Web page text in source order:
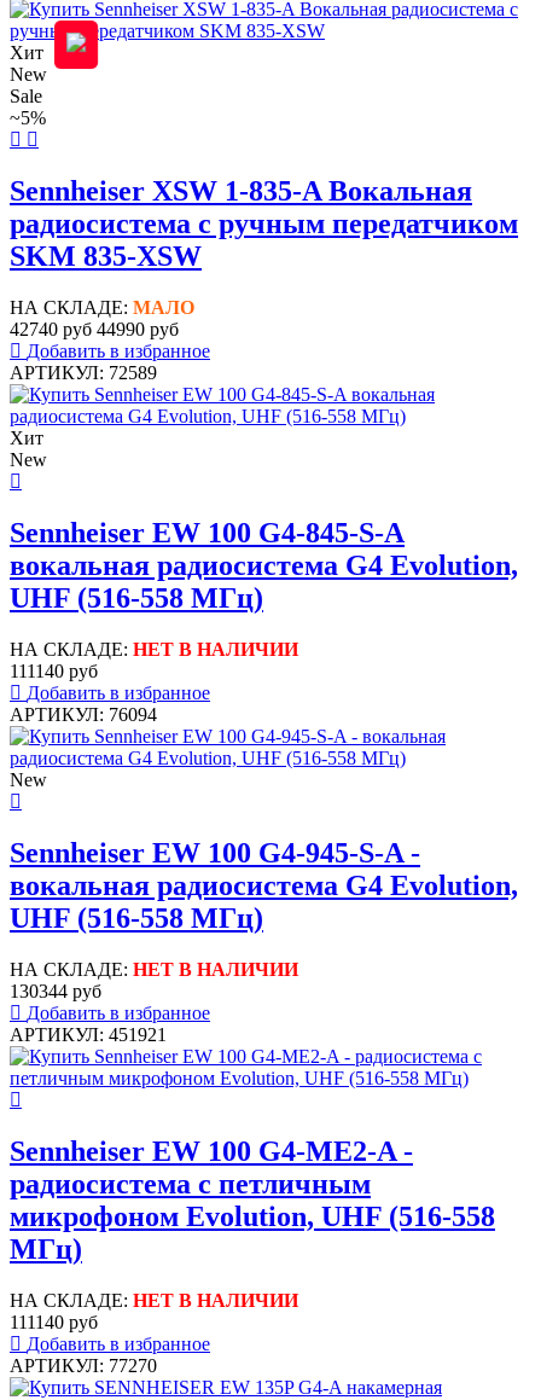
Хит
New
Sale
~5%
Sennheiser XSW 1-835-A Вокальная
радиосистема с ручным передатчиком
SKM 835-XSW
НА СКЛАДЕ: МАЛО
42740 руб 44990 руб
Добавить в избранное
АРТИКУЛ: 72589
Хит
New
Sennheiser EW 100 G4-845-S-A
вокальная радиосистема G4 Evolution,
UHF (516-558 МГц)
НА СКЛАДЕ: НЕТ В НАЛИЧИИ
111140 руб
Добавить в избранное
АРТИКУЛ: 76094
New
Sennheiser EW 100 G4-945-S-A -
вокальная радиосистема G4 Evolution,
UHF (516-558 МГц)
НА СКЛАДЕ: НЕТ В НАЛИЧИИ
130344 руб
Добавить в избранное
АРТИКУЛ: 451921
Sennheiser EW 100 G4-ME2-A -
радиосистема с петличным
микрофоном Evolution, UHF (516-558
МГц)
НА СКЛАДЕ: НЕТ В НАЛИЧИИ
111140 руб
Добавить в избранное
АРТИКУЛ: 77270